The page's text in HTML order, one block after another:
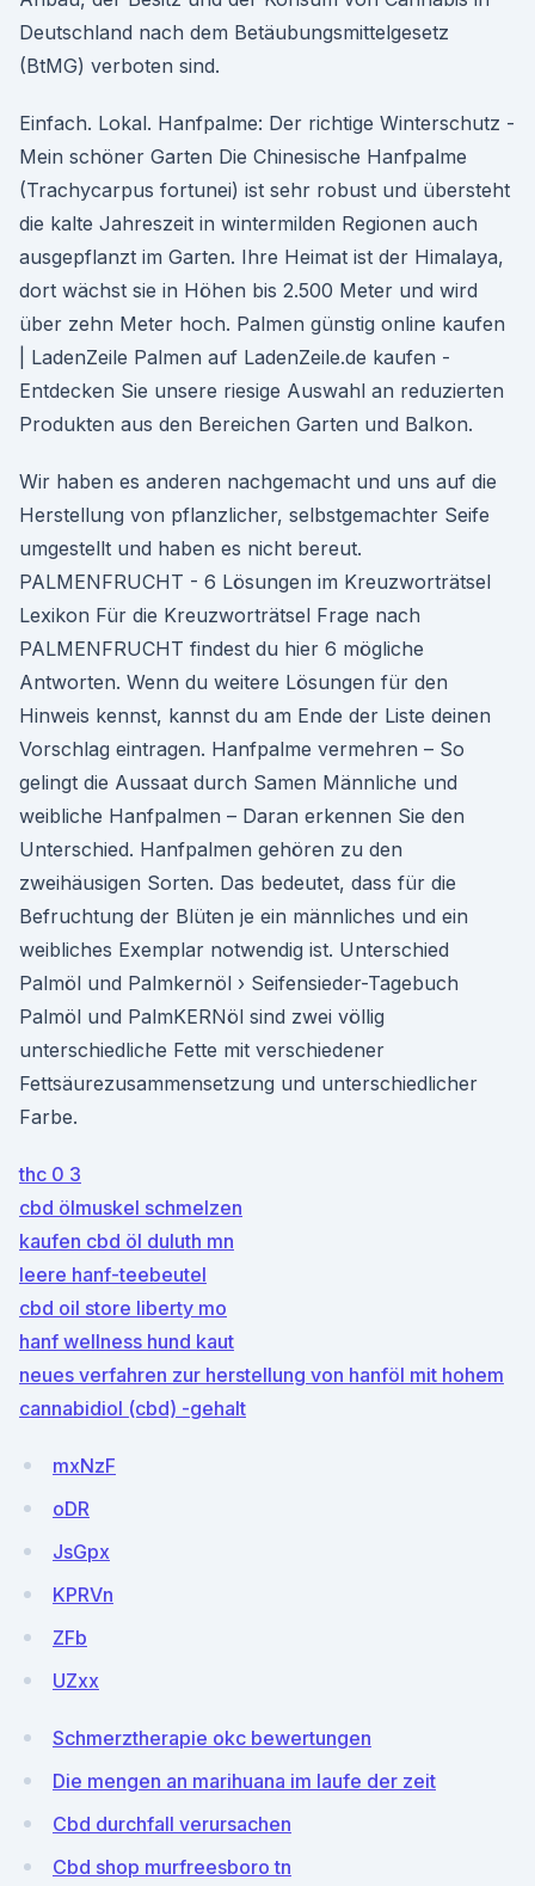
Deutschland nach dem Betäubungsmittelgesetz
(BtMG) verboten sind.
Einfach. Lokal. Hanfpalme: Der richtige Winterschutz -
Mein schöner Garten Die Chinesische Hanfpalme
(Trachycarpus fortunei) ist sehr robust und übersteht
die kalte Jahreszeit in wintermilden Regionen auch
ausgepflanzt im Garten. Ihre Heimat ist der Himalaya,
dort wächst sie in Höhen bis 2.500 Meter und wird
über zehn Meter hoch. Palmen günstig online kaufen
| LadenZeile Palmen auf LadenZeile.de kaufen -
Entdecken Sie unsere riesige Auswahl an reduzierten
Produkten aus den Bereichen Garten und Balkon.
Wir haben es anderen nachgemacht und uns auf die
Herstellung von pflanzlicher, selbstgemachter Seife
umgestellt und haben es nicht bereut.
PALMENFRUCHT - 6 Lösungen im Kreuzworträtsel
Lexikon Für die Kreuzworträtsel Frage nach
PALMENFRUCHT findest du hier 6 mögliche
Antworten. Wenn du weitere Lösungen für den
Hinweis kennst, kannst du am Ende der Liste deinen
Vorschlag eintragen. Hanfpalme vermehren – So
gelingt die Aussaat durch Samen Männliche und
weibliche Hanfpalmen – Daran erkennen Sie den
Unterschied. Hanfpalmen gehören zu den
zweihäusigen Sorten. Das bedeutet, dass für die
Befruchtung der Blüten je ein männliches und ein
weibliches Exemplar notwendig ist. Unterschied
Palmöl und Palmkernöl › Seifensieder-Tagebuch
Palmöl und PalmKERNöl sind zwei völlig
unterschiedliche Fette mit verschiedener
Fettsäurezusammensetzung und unterschiedlicher
Farbe.
thc 0 3
cbd ölmuskel schmelzen
kaufen cbd öl duluth mn
leere hanf-teebeutel
cbd oil store liberty mo
hanf wellness hund kaut
neues verfahren zur herstellung von hanföl mit hohem
cannabidiol (cbd) -gehalt
mxNzF
oDR
JsGpx
KPRVn
ZFb
UZxx
Schmerztherapie okc bewertungen
Die mengen an marihuana im laufe der zeit
Cbd durchfall verursachen
Cbd shop murfreesboro tn